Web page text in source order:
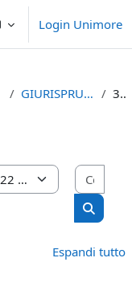
Login Unimore
GIURISPRUDENZA (D.M. 270/04) 3° anno
Cerca
Espandi tutto